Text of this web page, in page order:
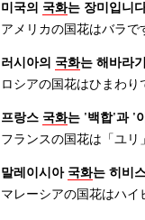
미국의 국화는 장미입니
アメリカの国花はバラで
러시아의 국화는 해바라
ロシアの国花はひまわり
프랑스 국화는 '백합'과 '
フランスの国花は「ユリ
말레이시아 국화는 히비
マレーシアの国花はハイ